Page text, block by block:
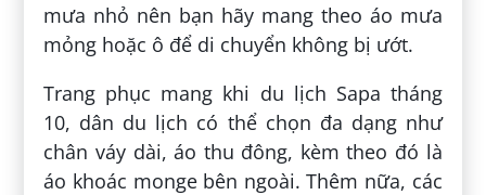
mưa nhỏ nên bạn hãy mang theo áo mưa
mỏng hoặc ô để di chuyển không bị ướt.
Trang phục mang khi du lịch Sapa tháng
10, dân du lịch có thể chọn đa dạng như
chân váy dài, áo thu đông, kèm theo đó là
áo khoác monge bên ngoài. Thêm nữa, các